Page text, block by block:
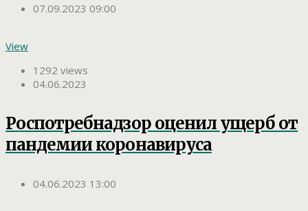
07.09.2023 09:00
View
1292 views
04.06.2023
Роспотребнадзор оценил ущерб от
пандемии коронавируса
04.06.2023 13:00